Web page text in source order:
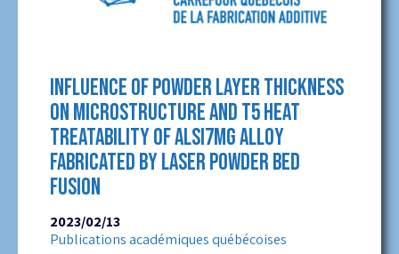
INFLUENCE OF POWDER LAYER THICKNESS
ON MICROSTRUCTURE AND T5 HEAT
TREATABILITY OF ALSI7MG ALLOY
FABRICATED BY LASER POWDER BED
FUSION
2023/02/13
Publications académiques québécoises